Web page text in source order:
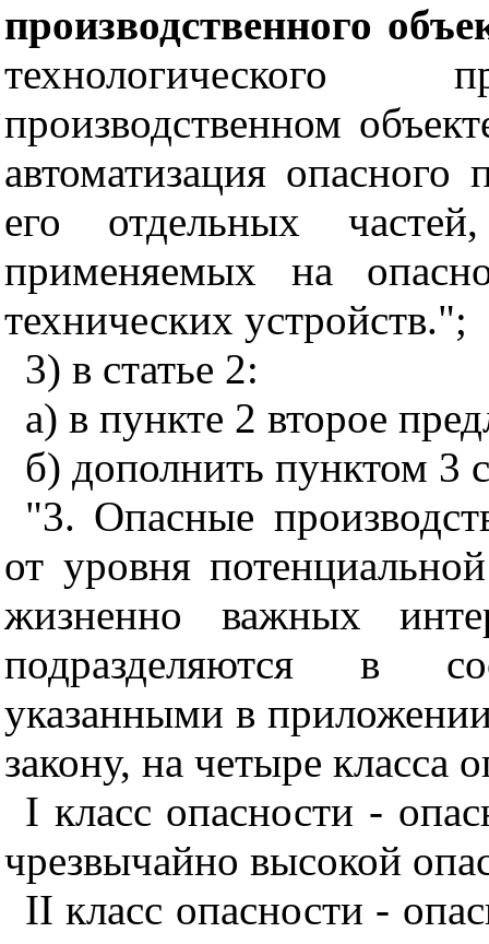
производственного
производственном
автоматизация опасного
его отдельных
применяемых на
технических устройств.";
3) в статье 2:
а) в пункте 2 второе
б) дополнить пунктом 3
"3. Опасные
от уровня
жизненно важных
подразделяются в
указанными в
закону, на четыре класса
I класс опасности -
чрезвычайно высокой
II класс опасности -